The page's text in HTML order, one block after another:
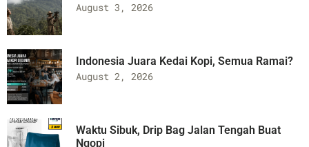
August 3, 2026
Indonesia Juara Kedai Kopi, Semua Ramai?
August 2, 2026
Waktu Sibuk, Drip Bag Jalan Tengah Buat
Ngopi